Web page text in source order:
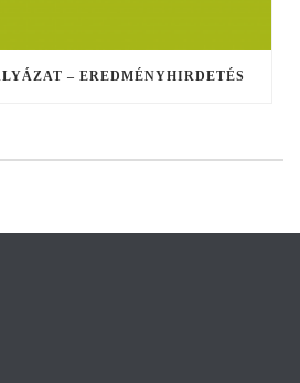
– EREDMÉNYHIRDETÉS